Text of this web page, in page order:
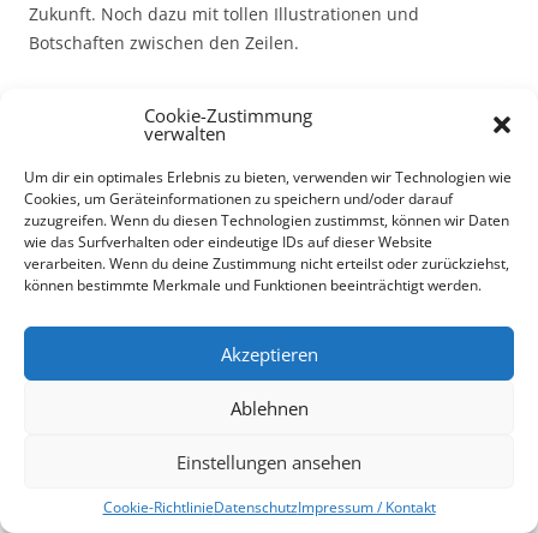
Cookie-Zustimmung
verwalten
Um dir ein optimales Erlebnis zu bieten, verwenden wir Technologien wie
Cookies, um Geräteinformationen zu speichern und/oder darauf
zuzugreifen. Wenn du diesen Technologien zustimmst, können wir Daten
wie das Surfverhalten oder eindeutige IDs auf dieser Website
verarbeiten. Wenn du deine Zustimmung nicht erteilst oder zurückziehst,
können bestimmte Merkmale und Funktionen beeinträchtigt werden.
Akzeptieren
Ablehnen
Einstellungen ansehen
Cookie-RichtlinieDatenschutzImpressum / Kontakt
Zukunft. Noch dazu mit tollen Illustrationen und
Botschaften zwischen den Zeilen.
veröffentlicht. Schlagworte:Holly-Jane Rahlens, Jugendbuch / All
Age,Märchen,Rowohlt.
Rezension: „Die Feuer“ von Claire
Schreibe eine Antwort